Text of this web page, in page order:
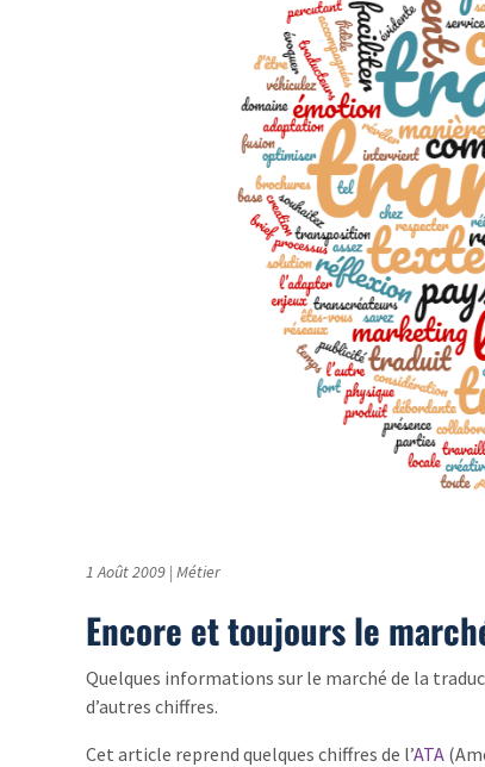
1 Août 2009 | Métier
Encore et toujours le
Quelques informations sur le marché de la
d’autres chiffres.
Cet article reprend quelques chiffres de l’ATA